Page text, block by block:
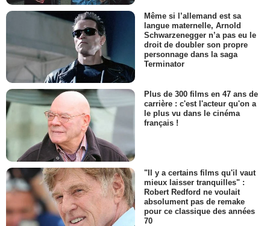
Même si l’allemand est sa
langue maternelle, Arnold
Schwarzenegger n’a pas eu le
droit de doubler son propre
personnage dans la saga
Terminator
Plus de 300 films en 47 ans de
carrière : c'est l'acteur qu'on a
le plus vu dans le cinéma
français !
"Il y a certains films qu'il vaut
mieux laisser tranquilles" :
Robert Redford ne voulait
absolument pas de remake
pour ce classique des années
70